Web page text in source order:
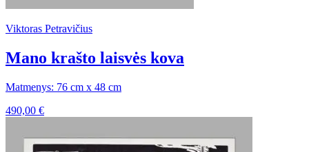
Viktoras Petravičius
Mano krašto laisvės kova
Matmenys: 76 cm x 48 cm
490,00 €